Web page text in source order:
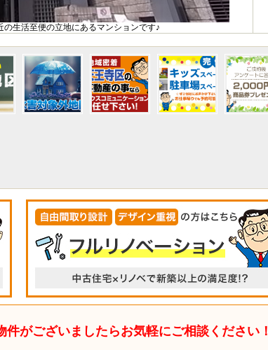
生活至便の立地にあるマンションです♪
がございましたらお気軽にご相談ください！